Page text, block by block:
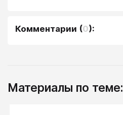
Комментарии (0):
Материалы по теме: